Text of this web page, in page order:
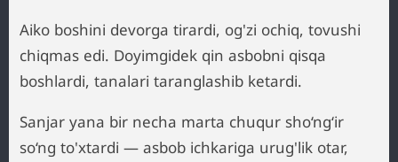
Aiko boshini devorga tirardi, og'zi ochiq, tovushi
chiqmas edi. Doyimgidek qin asbobni qisqa
boshlardi, tanalari taranglashib ketardi.
Sanjar yana bir necha marta chuqur sho‘ng‘ir
so‘ng to'xtardi — asbob ichkariga urug'lik otar,